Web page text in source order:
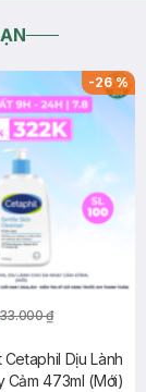
-26%
₫
Dịu Lành
Cảm 473ml (Mới)